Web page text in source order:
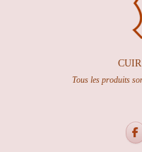
Tous les produits